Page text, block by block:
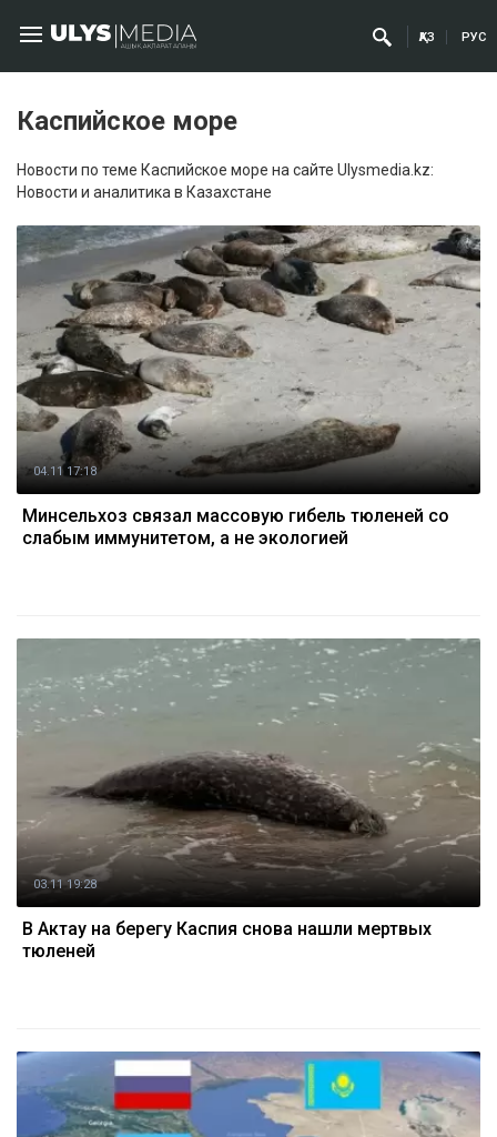
ҚАЗ РУС
Каспийское море
Новости по теме Каспийское море на сайте Ulysmedia.kz:
Новости и аналитика в Казахстане
04.11 17:18
Минсельхоз связал массовую гибель тюленей со
слабым иммунитетом, а не экологией
03.11 19:28
В Актау на берегу Каспия снова нашли мертвых
тюленей